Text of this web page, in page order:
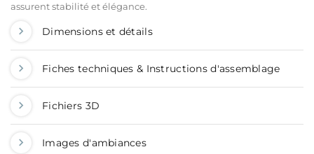
assurent stabilité et élégance.
Dimensions et détails
Fiches techniques & Instructions d'assemblage
Fichiers 3D
Images d'ambiances